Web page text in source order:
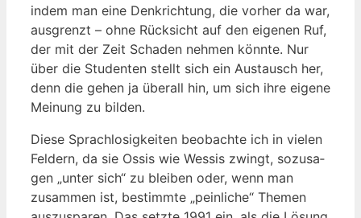
indem man eine Denk­rich­tung, die vor­her da war,
aus­grenzt – ohne Rück­sicht auf den eige­nen Ruf,
der mit der Zeit Scha­den neh­men könn­te. Nur
über die Stu­den­ten stellt sich ein Aus­tausch her,
denn die gehen ja über­all hin, um sich ihre eige­ne
Mei­nung zu bilden.
Die­se Sprach­lo­sig­kei­ten beob­ach­te ich in vie­len
Fel­dern, da sie Ossis wie Wes­sis zwingt, sozu­sa­
gen „unter sich“ zu blei­ben oder, wenn man
zusam­men ist, bestimm­te „pein­li­che“ The­men